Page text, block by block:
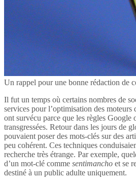
Un rappel pour une bonne rédaction de
Il fut un temps où certains nombres de
services pour l’optimisation des moteurs
ont survécu parce que les règles Google
transgressées. Retour dans les jours de
pouvaient poser des mots-clés sur des
peu cohérent. Ces techniques
recherche très étrange. Par exemple,
d’un mot-clé comme sentimancho et se
destiné à un public adulte uniquement.